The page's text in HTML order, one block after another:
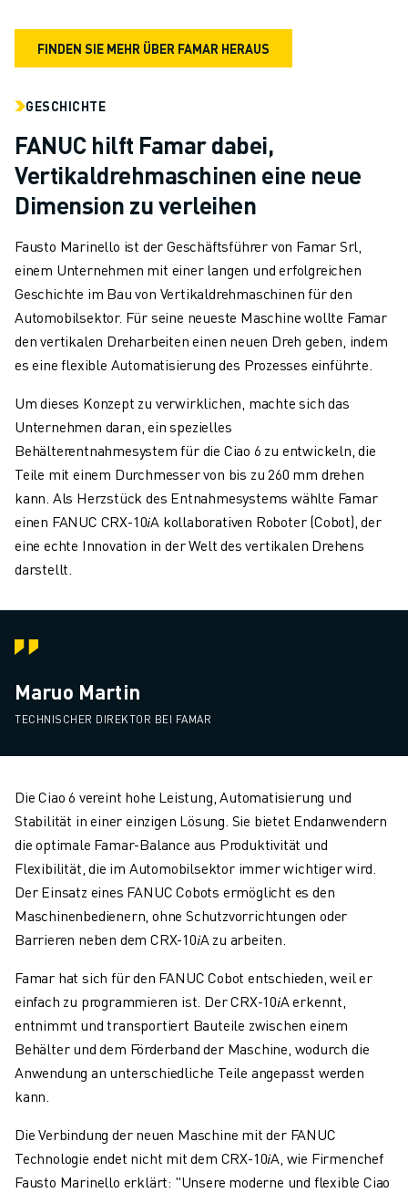
FINDEN SIE MEHR ÜBER FAMAR HERAUS
GESCHICHTE
FANUC hilft Famar dabei,
Vertikaldrehmaschinen eine neue
Dimension zu verleihen
Fausto Marinello ist der Geschäftsführer von Famar Srl,
einem Unternehmen mit einer langen und erfolgreichen
Geschichte im Bau von Vertikaldrehmaschinen für den
Automobilsektor. Für seine neueste Maschine wollte Famar
den vertikalen Dreharbeiten einen neuen Dreh geben, indem
es eine flexible Automatisierung des Prozesses einführte.
Um dieses Konzept zu verwirklichen, machte sich das
Unternehmen daran, ein spezielles
Behälterentnahmesystem für die Ciao 6 zu entwickeln, die
Teile mit einem Durchmesser von bis zu 260 mm drehen
kann. Als Herzstück des Entnahmesystems wählte Famar
einen FANUC CRX-10𝑖A kollaborativen Roboter (Cobot), der
eine echte Innovation in der Welt des vertikalen Drehens
darstellt.
Maruo Martin
TECHNISCHER DIREKTOR BEI FAMAR
Die Ciao 6 vereint hohe Leistung, Automatisierung und
Stabilität in einer einzigen Lösung. Sie bietet Endanwendern
die optimale Famar-Balance aus Produktivität und
Flexibilität, die im Automobilsektor immer wichtiger wird.
Der Einsatz eines FANUC Cobots ermöglicht es den
Maschinenbedienern, ohne Schutzvorrichtungen oder
Barrieren neben dem CRX-10𝑖A zu arbeiten.
Famar hat sich für den FANUC Cobot entschieden, weil er
einfach zu programmieren ist. Der CRX-10𝑖A erkennt,
entnimmt und transportiert Bauteile zwischen einem
Behälter und dem Förderband der Maschine, wodurch die
Anwendung an unterschiedliche Teile angepasst werden
kann.
Die Verbindung der neuen Maschine mit der FANUC
Technologie endet nicht mit dem CRX-10𝑖A, wie Firmenchef
Fausto Marinello erklärt: "Unsere moderne und flexible Ciao